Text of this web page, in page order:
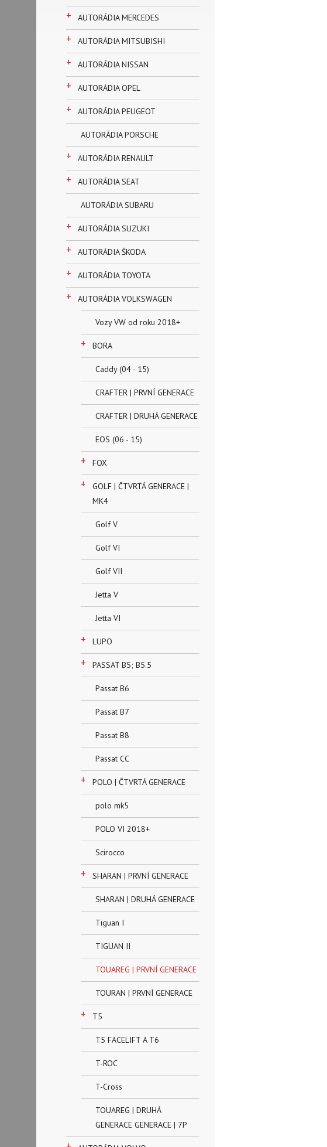
+ AUTORÁDIA MERCEDES
+ AUTORÁDIA MITSUBISHI
+ AUTORÁDIA NISSAN
+ AUTORÁDIA OPEL
+ AUTORÁDIA PEUGEOT
AUTORÁDIA PORSCHE
+ AUTORÁDIA RENAULT
+ AUTORÁDIA SEAT
AUTORÁDIA SUBARU
+ AUTORÁDIA SUZUKI
+ AUTORÁDIA ŠKODA
+ AUTORÁDIA TOYOTA
+ AUTORÁDIA VOLKSWAGEN
Vozy VW od roku 2018+
+ BORA
Caddy (04 - 15)
CRAFTER | PRVNÍ GENERACE
CRAFTER | DRUHÁ GENERACE
EOS (06 - 15)
+ FOX
+
GOLF | ČTVRTÁ GENERACE |
MK4
Golf V
Golf VI
Golf VII
Jetta V
Jetta VI
+ LUPO
+ PASSAT B5; B5.5
Passat B6
Passat B7
Passat B8
Passat CC
+ POLO | ČTVRTÁ GENERACE
polo mk5
POLO VI 2018+
Scirocco
+ SHARAN | PRVNÍ GENERACE
SHARAN | DRUHÁ GENERACE
Tiguan I
TIGUAN II
TOUAREG | PRVNÍ GENERACE
TOURAN | PRVNÍ GENERACE
+ T5
T5 FACELIFT A T6
T-ROC
T-Cross
TOUAREG | DRUHÁ
GENERACE GENERACE | 7P